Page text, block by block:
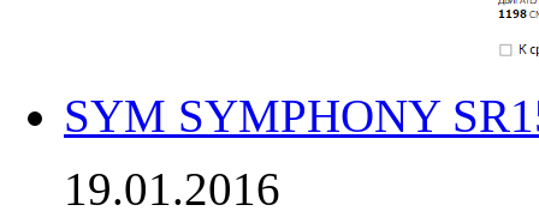
SYM SYMPHONY
19.01.2016